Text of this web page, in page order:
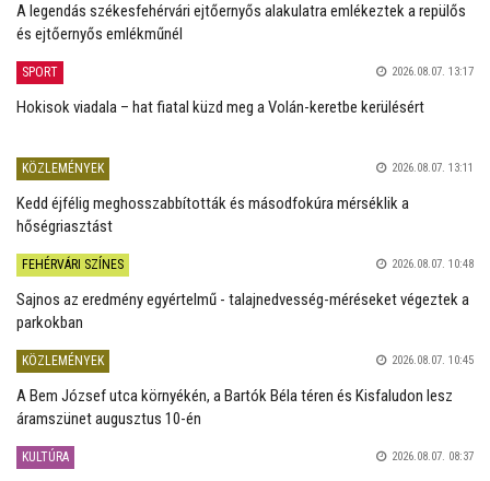
A legendás székesfehérvári ejtőernyős alakulatra emlékeztek a repülős
és ejtőernyős emlékműnél
SPORT 2026.08.07. 13:17
Hokisok viadala – hat fiatal küzd meg a Volán-keretbe kerülésért
KÖZLEMÉNYEK 2026.08.07. 13:11
Kedd éjfélig meghosszabbították és másodfokúra mérséklik a
hőségriasztást
FEHÉRVÁRI SZÍNES 2026.08.07. 10:48
Sajnos az eredmény egyértelmű - talajnedvesség-méréseket végeztek a
parkokban
KÖZLEMÉNYEK 2026.08.07. 10:45
A Bem József utca környékén, a Bartók Béla téren és Kisfaludon lesz
áramszünet augusztus 10-én
KULTÚRA 2026.08.07. 08:37